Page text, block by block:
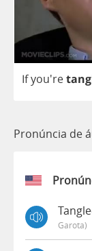
Ifyou're
Pronúncia de
Garota)